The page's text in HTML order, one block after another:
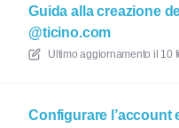
Guida alla creazione
@ticino.com
Ultimo aggiornamento il 10
Configurare l’account